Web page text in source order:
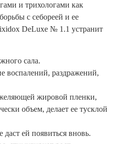
и трихологами как
с себореей и ее
DeLuxe № 1.1 устранит
сала.
воспалений, раздражений,
жировой пленки,
объем, делает ее тусклой
ей появиться вновь.